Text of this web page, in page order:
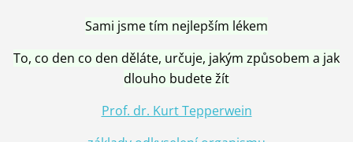
Sami jsme tím nejlepším lékem
To, co den co den děláte, určuje, jakým způsobem a jak
dlouho budete žít
Prof. dr. Kurt Tepperwein